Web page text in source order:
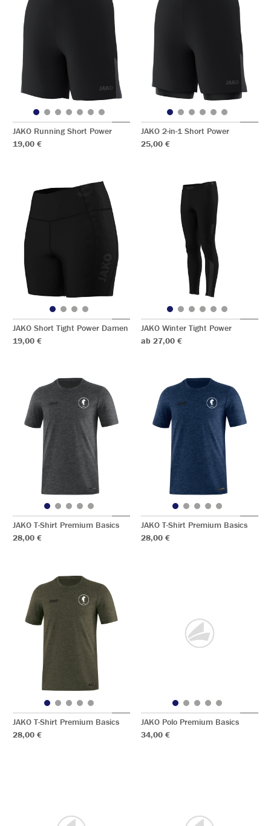
JAKO Running Short Power
19,00 €
JAKO 2-in-1 Short Power
25,00 €
JAKO Short Tight Power Damen
19,00 €
JAKO Winter Tight Power
ab 27,00 €
JAKO T-Shirt Premium Basics
28,00 €
JAKO T-Shirt Premium Basics
28,00 €
JAKO T-Shirt Premium Basics
28,00 €
JAKO Polo Premium Basics
34,00 €